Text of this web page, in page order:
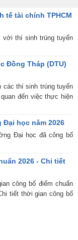
tế tài chính TPHCM
với thí sinh trúng tuyển
Đồng Tháp (DTU)
các thí sinh trúng tuyển
đến việc thực hiện
học năm 2026
Đại học đã công bố
2026 - Chi tiết
công bố điểm chuẩn
tiết thời gian công bố